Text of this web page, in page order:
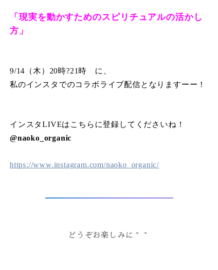
「現実を動かすためのスピリチュアルの活かし
方」
9/14（木）20時?21時 に、
私のインスタでのコラボライブ配信となりますーー！
インスタLIVEはこちらに登録してくださいね！
@naoko_organic
https://www.instagram.com/naoko_organic/
どうぞお楽しみに＾＾